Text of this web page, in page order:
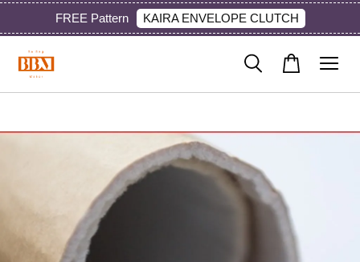
FREE Pattern KAIRA ENVELOPE CLUTCH